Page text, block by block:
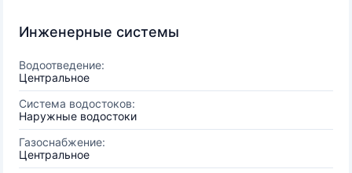
Инженерные системы
Водоотведение:
Центральное
Система водостоков:
Наружные водостоки
Газоснабжение:
Центральное